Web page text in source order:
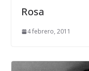
Rosa
4 febrero, 2011